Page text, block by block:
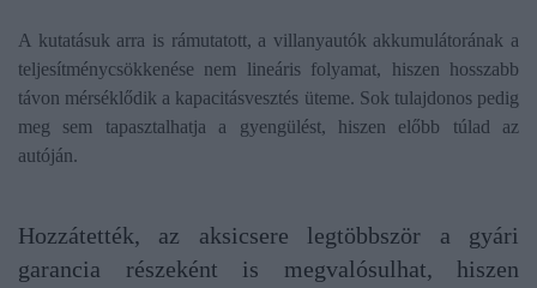
A kutatásuk arra is rámutatott, a villanyautók akkumulátorának a
teljesítménycsökkenése nem lineáris folyamat, hiszen hosszabb
távon mérséklődik a kapacitásvesztés üteme. Sok tulajdonos pedig
meg sem tapasztalhatja a gyengülést, hiszen előbb túlad az
autóján.
Hozzátették, az aksicsere legtöbbször a gyári
garancia részeként is megvalósulhat, hiszen